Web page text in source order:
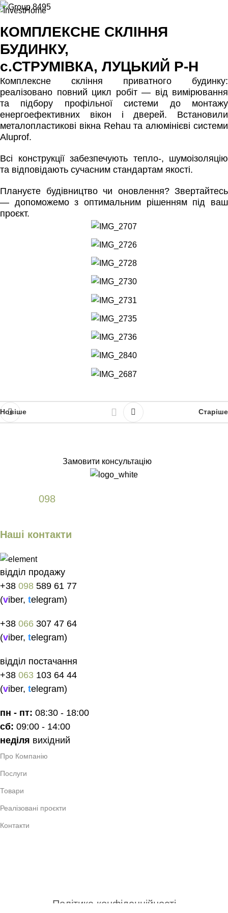
КОМПЛЕКСНЕ СКЛІННЯ
БУДИНКУ,
с.СТРУМІВКА, ЛУЦЬКИЙ Р-Н
Комплексне скління приватного будинку:
реалізовано повний цикл робіт — від вимірювання
та підбору профільної системи до монтажу
енергоефективних вікон і дверей. Встановили
металопластикові вікна Rehau та алюмінієві системи
Aluprof.
Всі конструкції забезпечують тепло-, шумоізоляцію
та відповідають сучасним стандартам якості.
Плануєте будівництво чи оновлення? Звертайтесь
— допоможемо з оптимальним рішенням під ваш
проєкт.
Новіше Старіше
Замовити консультацію
098589 61 77
Наші контакти
відділ продажу
+38 098 589 61 77
(viber, telegram)
+38 066 307 47 64
(viber, telegram)
відділ постачання
+38 063 103 64 44
(viber, telegram)
пн - пт: 08:30 - 18:00
сб: 09:00 - 14:00
неділя вихідний
Про Компанію
Послуги
Товари
Реалізовані проєкти
Контакти
Політика конфіденційності